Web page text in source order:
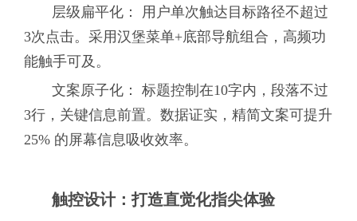
层级扁平化： 用户单次触达目标路径不超过
3次点击。采用汉堡菜单+底部导航组合，高频功
能触手可及。
文案原子化： 标题控制在10字内，段落不过
3行，关键信息前置。数据证实，精简文案可提升
25% 的屏幕信息吸收效率。
触控设计：打造直觉化指尖体验